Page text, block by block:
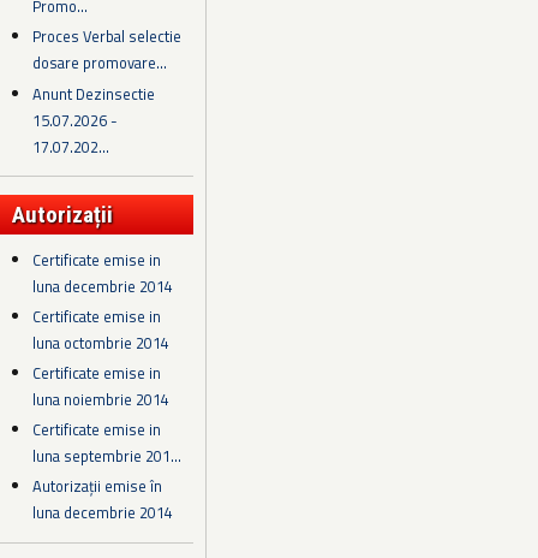
Promo...
Proces Verbal selectie
dosare promovare...
Anunt Dezinsectie
15.07.2026 -
17.07.202...
Autorizații
Certificate emise in
luna decembrie 2014
Certificate emise in
luna octombrie 2014
Certificate emise in
luna noiembrie 2014
Certificate emise in
luna septembrie 201...
Autorizații emise în
luna decembrie 2014